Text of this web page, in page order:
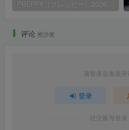
评论 抢沙发
请登录后发表评
登录
社交账号登录